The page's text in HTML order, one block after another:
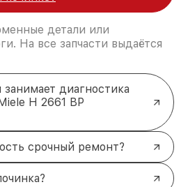
детали или
На все запчасти выдаётся
диагностика
H 2661 BP
срочный ремонт?